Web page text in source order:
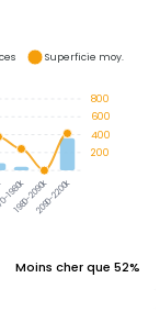
1980k
1980-2090k2090-2200k
800
600
400
200
Superficie moy.
Moins cher que 52%